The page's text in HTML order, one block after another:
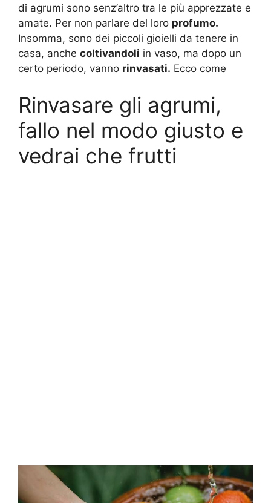
di agrumi sono senz’altro tra le più apprezzate e
amate. Per non parlare del loro profumo.
Insomma, sono dei piccoli gioielli da tenere in
casa, anche coltivandoli in vaso, ma dopo un
certo periodo, vanno rinvasati. Ecco come
Rinvasare gli agrumi,
fallo nel modo giusto e
vedrai che frutti